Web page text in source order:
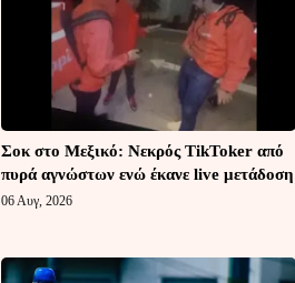
Σοκ στο Μεξικό: Νεκρός TikToker από
πυρά αγνώστων ενώ έκανε live μετάδοση
06 Αυγ, 2026